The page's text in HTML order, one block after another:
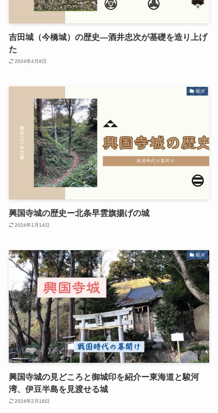
吉田城（今橋城）の歴史―酒井忠次が基礎を造り上げ
た
2024年4月8日
駿河
興国寺城の歴史ー北条早雲旗揚げの城
2024年1月14日
駿河
興国寺城の見どころと御城印を紹介ー東海道と駿河
湾、伊豆半島を見渡せる城
2024年2月18日